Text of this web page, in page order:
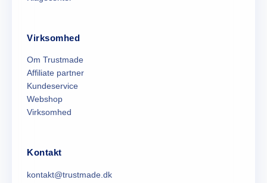
Virksomhed
Om Trustmade
Affiliate partner
Kundeservice
Webshop
Virksomhed
Kontakt
kontakt@trustmade.dk